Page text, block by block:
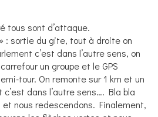
tous sont d’attaque.
: sortie du gite, tout à droite on
c’est dans l’autre sens, on
un groupe et le GPS
tour. On remonte sur 1 km et un
c’est dans l’autre sens…. Bla bla
nous redescendons. Finalement,